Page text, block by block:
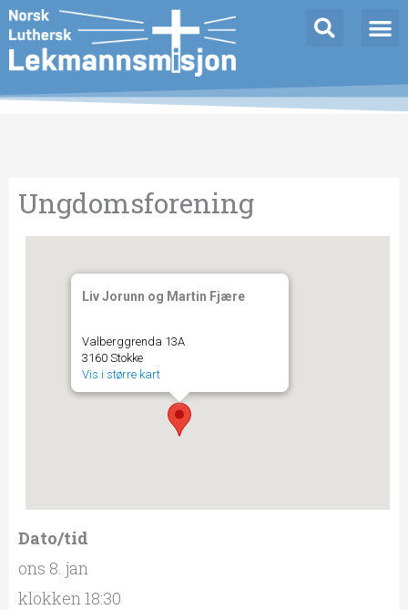
Hopp
rett
til
innholdet
Ungdomsforening
Liv Jorunn og Martin Fjære
Valberggrenda 13A
3160 Stokke
Vis i større kart
Dato/tid
ons 8. jan
klokken 18:30